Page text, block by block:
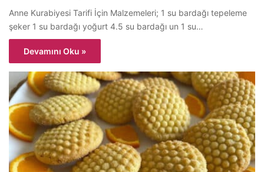
Anne Kurabiyesi Tarifi İçin Malzemeleri; 1 su bardağı tepeleme
şeker 1 su bardağı yoğurt 4.5 su bardağı un 1 su…
Devamını Oku »